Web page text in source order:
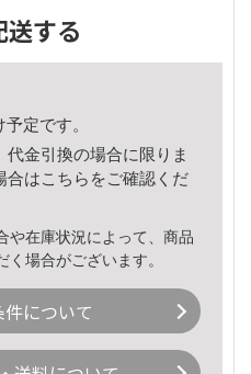
送する
定です。
金引換の場合に限りま
合はこちら をご確認くだ
在庫状況によって、商品
場合がございます。
について